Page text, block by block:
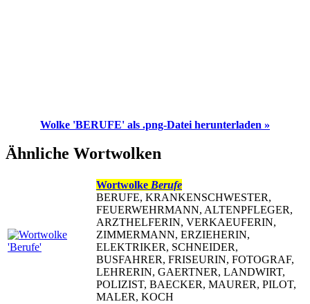
Wolke 'BERUFE' als .png-Datei herunterladen »
Ähnliche Wortwolken
Wortwolke Berufe
BERUFE, KRANKENSCHWESTER,
FEUERWEHRMANN, ALTENPFLEGER,
ARZTHELFERIN, VERKAEUFERIN,
ZIMMERMANN, ERZIEHERIN,
ELEKTRIKER, SCHNEIDER,
BUSFAHRER, FRISEURIN, FOTOGRAF,
LEHRERIN, GAERTNER, LANDWIRT,
POLIZIST, BAECKER, MAURER, PILOT,
MALER, KOCH